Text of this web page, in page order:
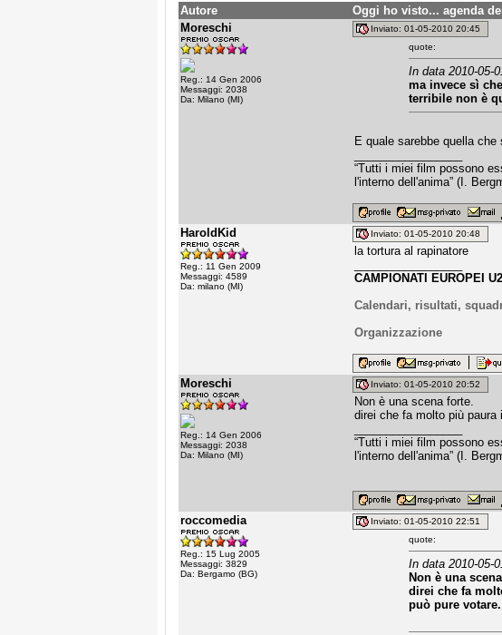
Autore
Oggi ho visto... agenda
Moreschi
Reg.: 14 Gen 2006
Messaggi: 2038
Da: Milano (MI)
Inviato: 01-05-2010 20:45
quote:
In data 2010-05-
ma invece sì
terribile non è
E quale sarebbe quella
“Tutti i miei film possono
l'interno dell'anima” (I.
HaroldKid
Reg.: 11 Gen 2009
Messaggi: 4589
Da: milano (MI)
Inviato: 01-05-2010 20:48
la tortura al rapinatore
CAMPIONATI EUROPEI
Calendari, risultati,
Organizzazione
Moreschi
Reg.: 14 Gen 2006
Messaggi: 2038
Da: Milano (MI)
Inviato: 01-05-2010 20:52
Non è una scena forte.
direi che fa molto più paura
“Tutti i miei film possono
l'interno dell'anima” (I.
roccomedia
Reg.: 15 Lug 2005
Messaggi: 3829
Da: Bergamo (BG)
Inviato: 01-05-2010 22:51
quote:
In data 2010-05-
Non è una
direi che fa
può pure votare.